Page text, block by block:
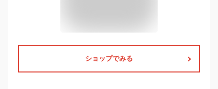
ショップでみる